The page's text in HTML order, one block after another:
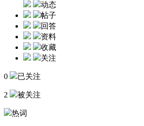
动态
帖子
回答
资料
收藏
关注
0 已关注
2 被关注
热词